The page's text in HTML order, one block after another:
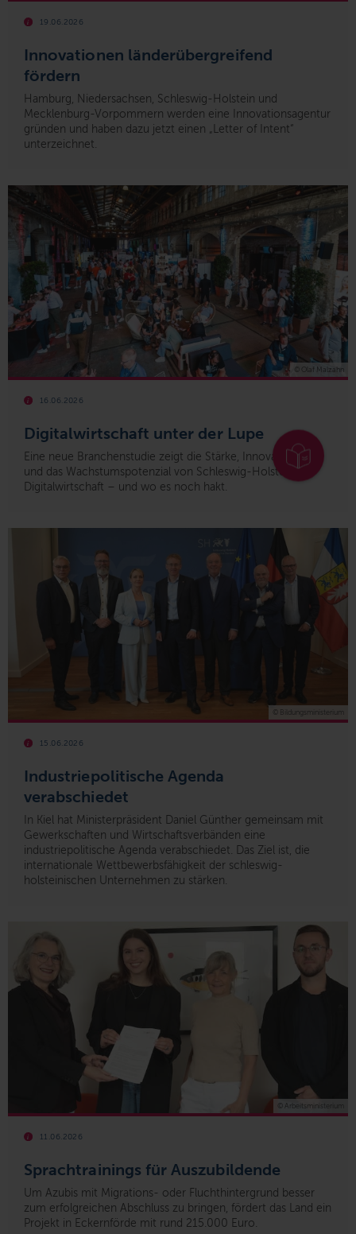
Innovationen länderübergreifend
fördern
19.06.2026
Hamburg, Niedersachsen, Schleswig-Holstein und
Mecklenburg-Vorpommern werden eine Innovationsagentur
gründen und haben dazu jetzt einen „Letter of Intent“
unterzeichnet.
Digitalwirtschaft unter der Lupe
16.06.2026
Eine neue Branchenstudie zeigt die Stärke, Innovationskraft
und das Wachstumspotenzial von Schleswig-Holsteins
Digitalwirtschaft – und wo es noch hakt.
© Olaf Malzahn
Industriepolitische Agenda
verabschiedet
15.06.2026
In Kiel hat Ministerpräsident Daniel Günther gemeinsam mit
Gewerkschaften und Wirtschaftsverbänden eine
industriepolitische Agenda verabschiedet. Das Ziel ist, die
internationale Wettbewerbsfähigkeit der schleswig-
holsteinischen Unternehmen zu stärken.
© Bildungsministerium
Sprachtrainings für Auszubildende
11.06.2026
Um Azubis mit Migrations- oder Fluchthintergrund besser
zum erfolgreichen Abschluss zu bringen, fördert das Land ein
Projekt in Eckernförde mit rund 215.000 Euro.
© Arbeitsministerium